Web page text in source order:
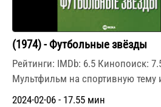
(1974) - Футбольные звёзды
Рейтинги: IMDb: 6.5 Кинопоиск:
Мультфильм на спортивную тему
2024-02-06 - 17.55 мин